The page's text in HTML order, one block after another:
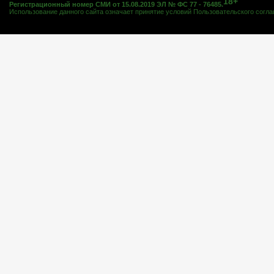
Регистрационный номер СМИ от 15.08.2019 ЭЛ № ФС 77 - 76485.
Использование данного сайта означает принятие условий Пользовательского